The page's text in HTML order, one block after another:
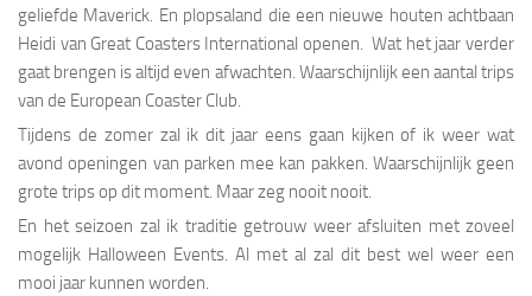
geliefde Maverick. En plopsaland die een nieuwe houten achtbaan
Heidi van Great Coasters International openen. Wat het jaar verder
gaat brengen is altijd even afwachten. Waarschijnlijk een aantal trips
van de European Coaster Club.
Tijdens de zomer zal ik dit jaar eens gaan kijken of ik weer wat
avond openingen van parken mee kan pakken. Waarschijnlijk geen
grote trips op dit moment. Maar zeg nooit nooit.
En het seizoen zal ik traditie getrouw weer afsluiten met zoveel
mogelijk Halloween Events. Al met al zal dit best wel weer een
mooi jaar kunnen worden.